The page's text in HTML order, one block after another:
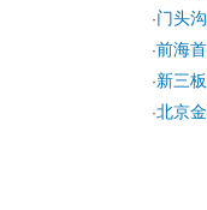
·门头
·前海
·新三
·北京